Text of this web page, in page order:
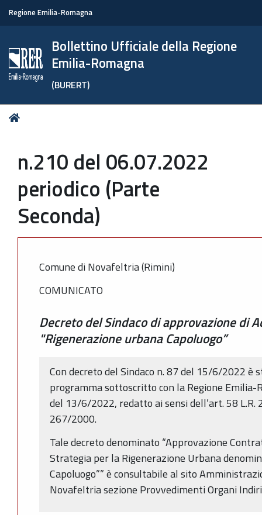
Regione Emilia-Romagna
Bollettino Ufficiale della Regione
Emilia-Romagna
(BURERT)
Tu
n.210 del 06.07.2022
periodico (Parte
Seconda)
Comune di Novafeltria (Rimini)
COMUNICATO
Decreto del Sindaco di approvazione di
"Rigenerazione urbana Capoluogo”
Con decreto del Sindaco n. 87 del 15/6/2022 è
programma sottoscritto con la Regione
del 13/6/2022, redatto ai sensi dell’art. 58 L.R.
267/2000.
Tale decreto denominato “Approvazione
Strategia per la Rigenerazione Urbana
Capoluogo”” è consultabile al sito
Novafeltria sezione Provvedimenti Organi